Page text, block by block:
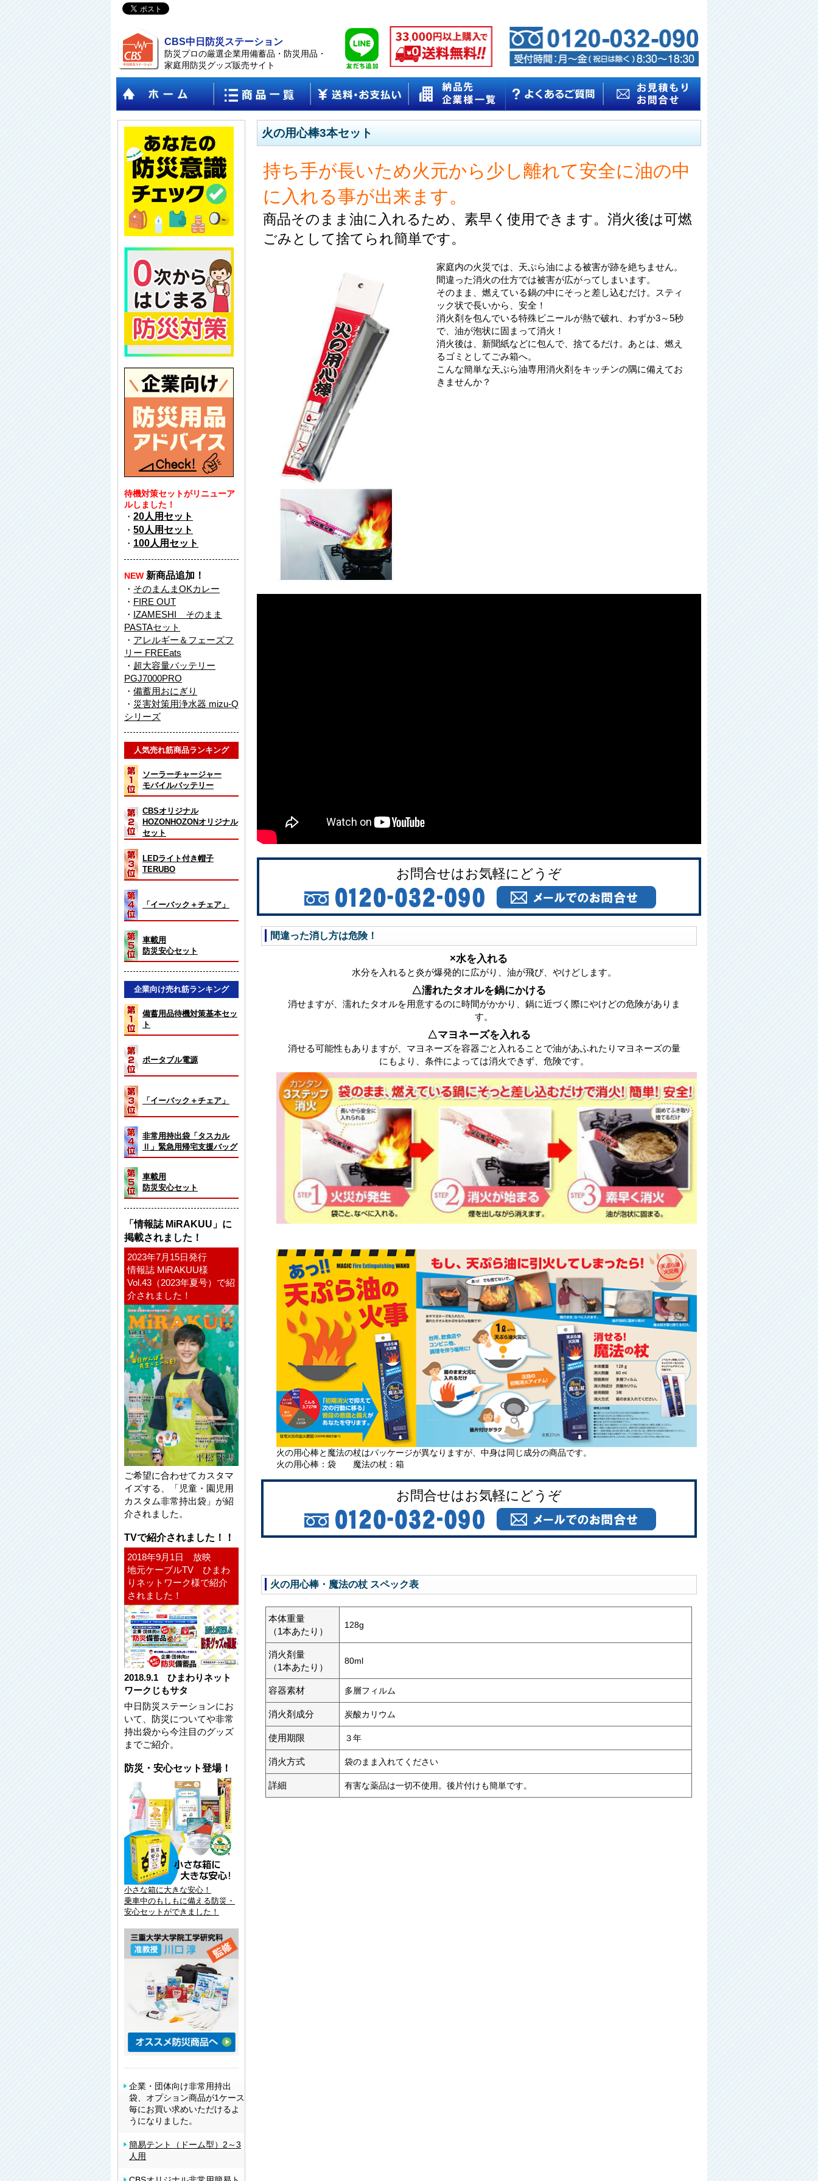
CBS中日防災ステーション
防災プロの厳選企業用備蓄品・防災用品・
家庭用防災グッズ販売サイト
火の用心棒3本セット
持ち手が長いため火元から少し離れて安全に油の中
に入れる事が出来ます。
商品そのまま油に入れるため、素早く使用できます。消火後は可燃
ごみとして捨てられ簡単です。
家庭内の火災では、天ぷら油による被害が跡を絶ちません。
間違った消火の仕方では被害が広がってしまいます。
そのまま、燃えている鍋の中にそっと差し込むだけ。スティ
ック状で長いから、安全！
消火剤を包んでいる特殊ビニールが熱で破れ、わずか3～5秒
で、油が泡状に固まって消火！
消火後は、新聞紙などに包んで、捨てるだけ。あとは、燃え
るゴミとしてごみ箱へ。
こんな簡単な天ぷら油専用消火剤をキッチンの隅に備えてお
きませんか？
お問合せはお気軽にどうぞ
間違った消し方は危険！
×水を入れる
水分を入れると炎が爆発的に広がり、油が飛び、やけどします。
△濡れたタオルを鍋にかける
消せますが、濡れたタオルを用意するのに時間がかかり、鍋に近づく際にやけどの危険がありま
す。
△マヨネーズを入れる
消せる可能性もありますが、マヨネーズを容器ごと入れることで油があふれたりマヨネーズの量
にもより、条件によっては消火できず、危険です。
火の用心棒と魔法の杖はパッケージが異なりますが、中身は同じ成分の商品です。
火の用心棒：袋 魔法の杖：箱
お問合せはお気軽にどうぞ
火の用心棒・魔法の杖 スペック表
本体重量
（1本あたり）
128g
消火剤量
（1本あたり）
80ml
容器素材 多層フィルム
消火剤成分 炭酸カリウム
使用期限 ３年
消火方式 袋のまま入れてください
詳細 有害な薬品は一切不使用。後片付けも簡単です。
待機対策セットがリニューア
ルしました！
・ 20人用セット
・ 50人用セット
・ 100人用セット
NEW 新商品追加！
・ そのまんまOKカレー
・ FIRE OUT
・ IZAMESHI そのまま
PASTAセット
・ アレルギー＆フェーズフ
リー FREEats
・ 超大容量バッテリー
PGJ7000PRO
・ 備蓄用おにぎり
・ 災害対策用浄水器 mizu-Q
シリーズ
人気売れ筋商品ランキング
ソーラーチャージャー
モバイルバッテリー
CBSオリジナル
HOZONHOZONオリジナル
セット
LEDライト付き帽子
TERUBO
「イーバック＋チェア」
車載用
防災安心セット
企業向け売れ筋ランキング
備蓄用品待機対策基本セッ
ト
ポータブル電源
「イーバック＋チェア」
非常用持出袋「タスカル
Ⅱ」緊急用帰宅支援バッグ
車載用
防災安心セット
「情報誌 MiRAKUU」に
掲載されました！
2023年7月15日発行
情報誌 MiRAKUU様
Vol.43（2023年夏号）で紹
介されました！
ご希望に合わせてカスタマ
イズする、「児童・園児用
カスタム非常持出袋」が紹
介されました。
TVで紹介されました！！
2018年9月1日 放映
地元ケーブルTV ひまわ
りネットワーク様で紹介
されました！
2018.9.1 ひまわりネット
ワークじもサタ
中日防災ステーションにお
いて、防災についてや非常
持出袋から今注目のグッズ
までご紹介。
防災・安心セット登場！
小さな箱に大きな安心！
乗車中のもしもに備える防災・
安心セットができました！
企業・団体向け非常用持出
袋、オプション商品が1ケース
毎にお買い求めいただけるよ
うになりました。
簡易テント（ドーム型）2～3
人用